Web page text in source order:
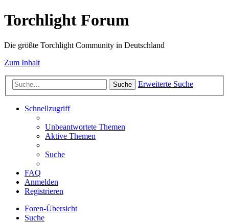
Torchlight Forum
Die größte Torchlight Community in Deutschland
Zum Inhalt
Suche Erweiterte Suche
Schnellzugriff
Unbeantwortete Themen
Aktive Themen
Suche
FAQ
Anmelden
Registrieren
Foren-Übersicht
Suche